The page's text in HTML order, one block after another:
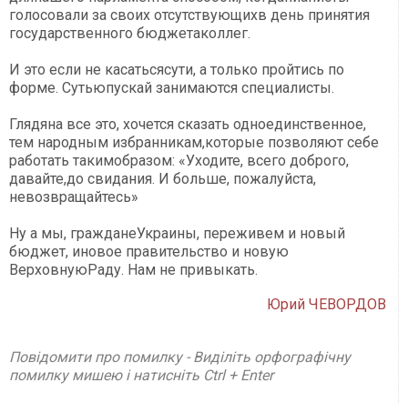
голосовали за своих отсутствующихв день принятия
государственного бюджетаколлег.
И это если не касатьсясути, а только пройтись по
форме. Сутьюпускай занимаются специалисты.
Глядяна все это, хочется сказать одноединственное,
тем народным избранникам,которые позволяют себе
работать такимобразом: «Уходите, всего доброго,
давайте,до свидания. И больше, пожалуйста,
невозвращайтесь»
Ну а мы, гражданеУкраины, переживем и новый
бюджет, иновое правительство и новую
ВерховнуюРаду. Нам не привыкать.
Юрий ЧЕВОРДОВ
Повідомити про помилку - Виділіть орфографічну
помилку мишею і натисніть Ctrl + Enter